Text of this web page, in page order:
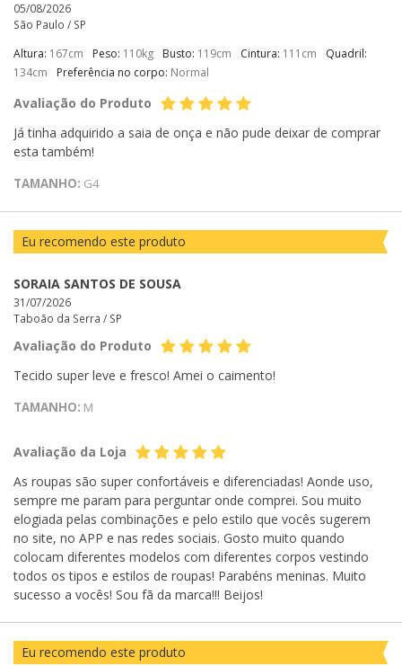
05/08/2026
São Paulo / SP
Altura: 167cm Peso: 110kg Busto: 119cm Cintura: 111cm
Quadril:
134cm
Preferência no corpo: Normal
Avaliação do Produto
Já tinha adquirido a saia de onça e não pude deixar de comprar
esta também!
TAMANHO: G4
Eu recomendo este produto
SORAIA SANTOS DE SOUSA
31/07/2026
Taboão da Serra / SP
Avaliação do Produto
Tecido super leve e fresco! Amei o caimento!
TAMANHO: M
Avaliação da Loja
As roupas são super confortáveis e diferenciadas! Aonde uso,
sempre me param para perguntar onde comprei. Sou muito
elogiada pelas combinações e pelo estilo que vocês sugerem
no site, no APP e nas redes sociais. Gosto muito quando
colocam diferentes modelos com diferentes corpos vestindo
todos os tipos e estilos de roupas! Parabéns meninas. Muito
sucesso a vocês! Sou fã da marca!!! Beijos!
Eu recomendo este produto